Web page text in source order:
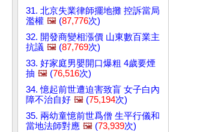
31. 北京失業律師擺地攤 控訴當局
濫權 🖼️ (87,776次)
32. 開發商變相漲價 山東數百業主
抗議 🖼️ (87,769次)
33. 好家庭男嬰開口爆粗 4歲要煙
抽 🖼️ (76,516次)
34. 憶起前世遭迫害致盲 女子白內
障不治自好 🖼️ (75,194次)
35. 兩幼童憶前世爲僧 生平行儀和
當地法師對應 🖼️ (73,939次)